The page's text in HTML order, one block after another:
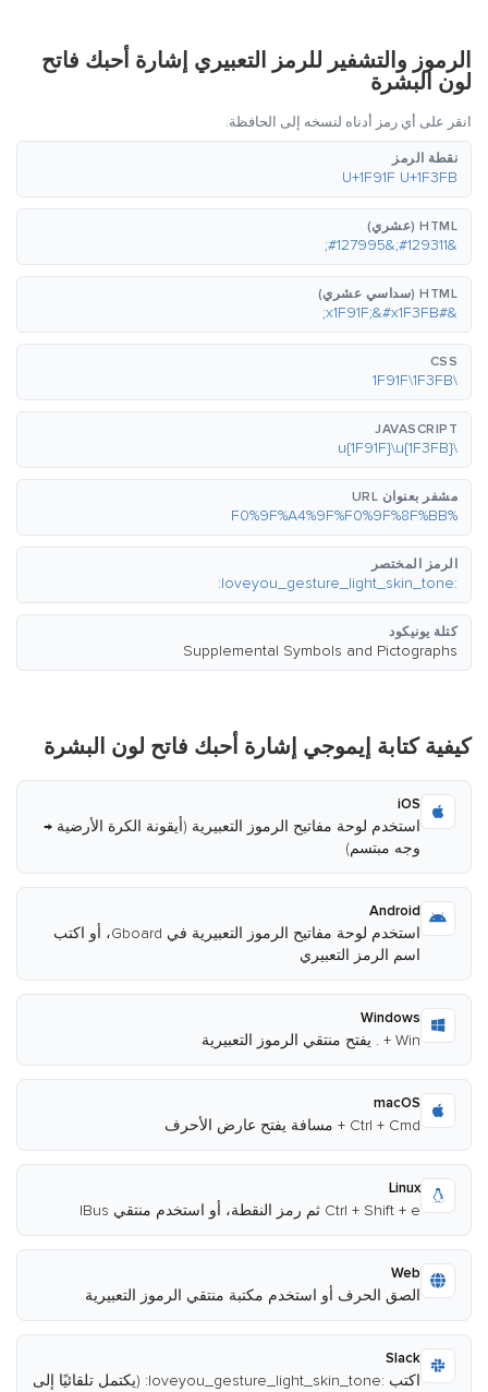
الرموز والتشفير للرمز التعبيري إشارة أحبك فاتح
لون البشرة
انقر على أي رمز أدناه لنسخه إلى الحافظة.
نقطة الرمز
U+1F91F U+1F3FB
HTML (عشري)
&#129311;&#127995;
HTML (سداسي عشري)
&#x1F91F;&#x1F3FB;
CSS
\1F91F\1F3FB
JAVASCRIPT
\u{1F91F}\u{1F3FB}
مشفر بعنوان URL
%F0%9F%A4%9F%F0%9F%8F%BB
الرمز المختصر
:loveyou_gesture_light_skin_tone:
كتلة يونيكود
Supplemental Symbols and Pictographs
كيفية كتابة إيموجي إشارة أحبك فاتح لون البشرة
iOS
استخدم لوحة مفاتيح الرموز التعبيرية (أيقونة الكرة الأرضية →
وجه مبتسم)
Android
استخدم لوحة مفاتيح الرموز التعبيرية في Gboard، أو اكتب
اسم الرمز التعبيري
Windows
Win + . يفتح منتقي الرموز التعبيرية
macOS
Ctrl + Cmd + مسافة يفتح عارض الأحرف
Linux
Ctrl + Shift + e ثم رمز النقطة، أو استخدم منتقي IBus
Web
الصق الحرف أو استخدم مكتبة منتقي الرموز التعبيرية
Slack
اكتب :loveyou_gesture_light_skin_tone: (يكتمل تلقائيًا إلى